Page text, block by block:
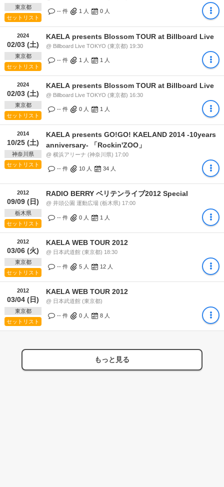
東京都
セットリスト
-- 件 1 人 0 人
2024
02/03 (土)
東京都
セットリスト
KAELA presents Blossom TOUR at Billboard Live
@ Billboard Live TOKYO (東京都) 19:30
-- 件 1 人 1 人
2024
02/03 (土)
東京都
セットリスト
KAELA presents Blossom TOUR at Billboard Live
@ Billboard Live TOKYO (東京都) 16:30
-- 件 0 人 1 人
2014
10/25 (土)
神奈川県
セットリスト
KAELA presents GO!GO! KAELAND 2014 -10years
anniversary- 「Rockin'ZOO」
@ 横浜アリーナ (神奈川県) 17:00
-- 件 10 人 34 人
2012
09/09 (日)
栃木県
セットリスト
RADIO BERRY ベリテンライブ2012 Special
@ 井頭公園 運動広場 (栃木県) 17:00
-- 件 0 人 1 人
2012
03/06 (火)
東京都
セットリスト
KAELA WEB TOUR 2012
@ 日本武道館 (東京都) 18:30
-- 件 5 人 12 人
2012
03/04 (日)
東京都
セットリスト
KAELA WEB TOUR 2012
@ 日本武道館 (東京都)
-- 件 0 人 8 人
もっと見る